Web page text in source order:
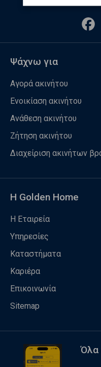
Ψάχνω για
Αγορά ακινήτου
Ενοικίαση ακινήτου
Ανάθεση ακινήτου
Ζήτηση ακινήτου
Διαχείριση ακινήτων
Η Golden Home
Η Εταιρεία
Υπηρεσίες
Καταστήματα
Καριέρα
Επικοινωνία
Sitemap
Όλα